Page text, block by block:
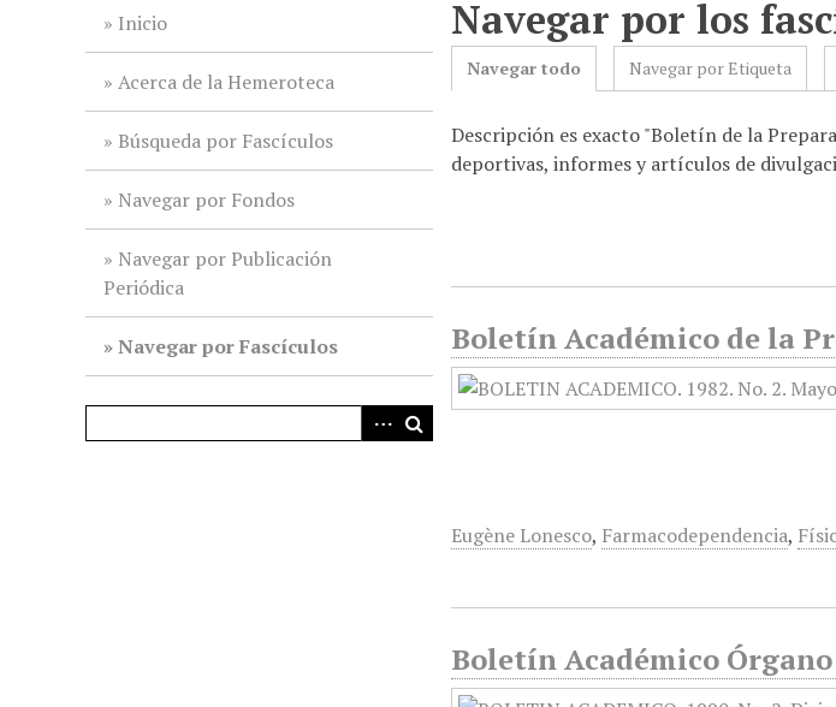
Inicio
Acerca de la Hemeroteca
Búsqueda por Fascículos
Navegar por Fondos
Navegar por Publicación
Periódica
Navegar por Fascículos
Navegar por los
Navegar todo Navegar por Etiqueta
Descripción es exacto "Boletín de la
deportivas, informes y artículos de
Boletín Académico de la
Eugène Lonesco, Farmacodependencia,
Boletín Académico